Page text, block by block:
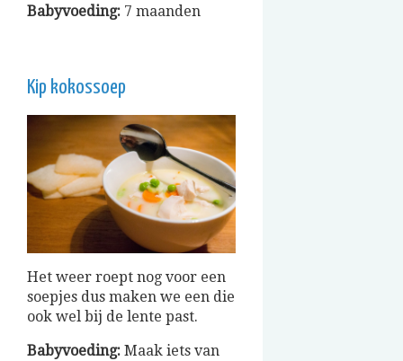
Babyvoeding: 7 maanden
Kip kokossoep
Het weer roept nog voor een
soepjes dus maken we een die
ook wel bij de lente past.
Babyvoeding: Maak iets van